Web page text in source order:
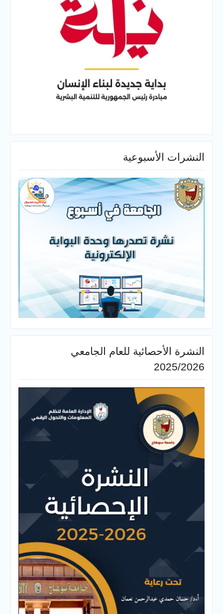
النشرات الأسبوعية
النشرة الأحصائية للعام الجامعي
2025/2026